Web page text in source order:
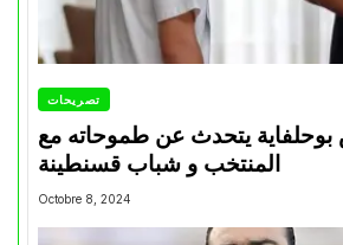
تصريحات
بوحلفاية يتحدث عن طموحاته مع
المنتخب و شباب قسنطينة
Octobre 8, 2024